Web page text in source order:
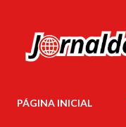
PÁGINA INICIAL